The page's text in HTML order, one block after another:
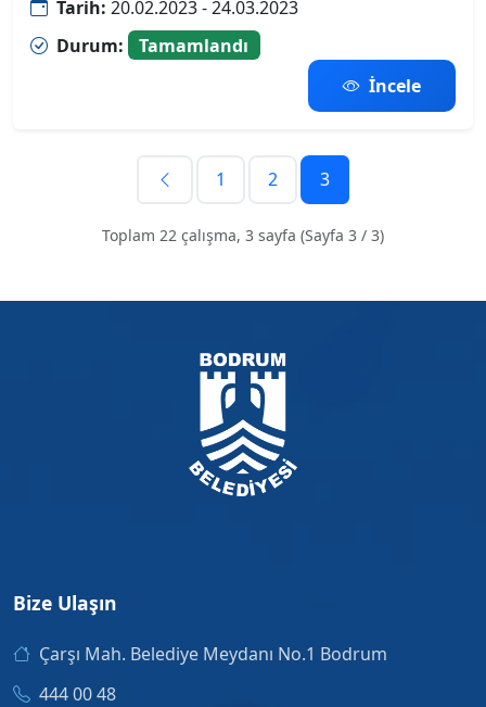
Tarih: 20.02.2023 - 24.03.2023
Durum:
Tamamlandı
İncele
1 2 3
Toplam 22 çalışma, 3 sayfa (Sayfa 3 / 3)
Bize Ulaşın
Çarşı Mah. Belediye Meydanı No.1 Bodrum
444 00 48